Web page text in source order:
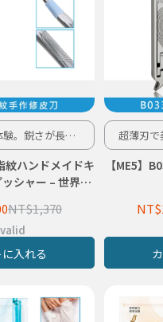
。鋭さが長持
一生保証。
紋ハンドメイドキ
シャー – 世界終
NT$1,370
入れる
超薄刃で
【ME5】